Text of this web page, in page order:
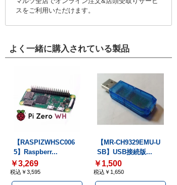
スをご利用いただけます。
よく一緒に購入されている製品
【RASPIZWHSC006
5】Raspberr...
￥3,269
税込￥3,595
【MR-CH9329EMU-U
SB】USB接続版...
￥1,500
税込￥1,650